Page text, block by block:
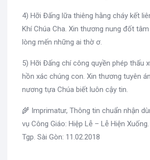
4) Hỡi Đấng lữa thiêng hằng cháy kết
Khí Chúa Cha. Xin thương nung đốt
lòng mến những ai thờ ơ.
5) Hỡi Đấng chí công quyền phép thấu
hồn xác chúng con. Xin thương tuyên
nương tựa Chúa biết luôn cậy tin.
🌾 Imprimatur, Thông tin chuẩn nhận
vụ Công Giáo: Hiệp Lễ – Lễ Hiện
Tgp. Sài Gòn: 11.02.2018